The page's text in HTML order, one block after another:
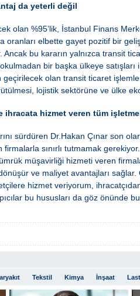
da yeterli değil
olan %95’lik, İstanbul Finans
oranları elbette gayet pozitif bir
Ancak bu kararın yalnızca transit
bir başka ülkeye satışları
olan transit ticaret
lojistik sektörüne ve ülke
ihracata hizmet veren tüm
sürdüren Dr.Hakan Çınar son
firmalarla sınırlı tutmamak
müşavirliği hizmeti veren
ve maliyet avantajları
hizmet veriyorum,
bu hususları da göz önünde
Tekstil Kimya İnşaat